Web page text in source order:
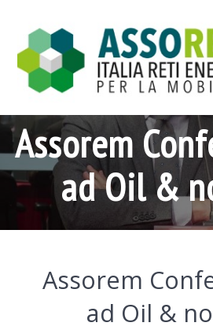
Assorem
ad Oil &
Assorem
ad Oil &